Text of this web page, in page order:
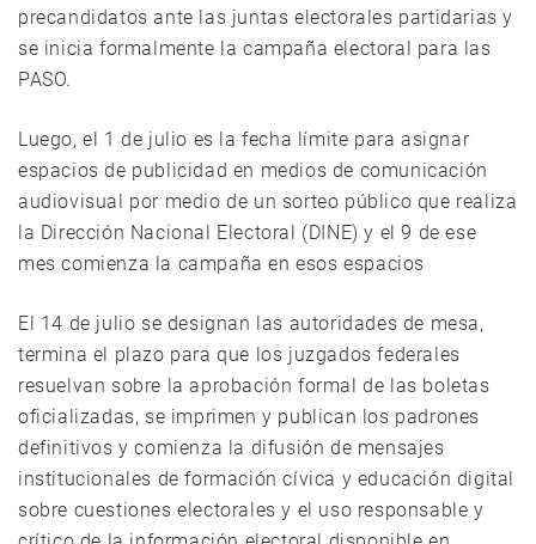
precandidatos ante las juntas electorales partidarias y
se inicia formalmente la campaña electoral para las
PASO.
Luego, el 1 de julio es la fecha límite para asignar
espacios de publicidad en medios de comunicación
audiovisual por medio de un sorteo público que realiza
la Dirección Nacional Electoral (DINE) y el 9 de ese
mes comienza la campaña en esos espacios
El 14 de julio se designan las autoridades de mesa,
termina el plazo para que los juzgados federales
resuelvan sobre la aprobación formal de las boletas
oficializadas, se imprimen y publican los padrones
definitivos y comienza la difusión de mensajes
institucionales de formación cívica y educación digital
sobre cuestiones electorales y el uso responsable y